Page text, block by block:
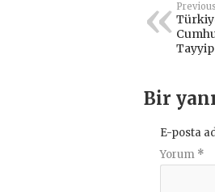
Previous
Tayyip
Bir
E-posta
Yorum *